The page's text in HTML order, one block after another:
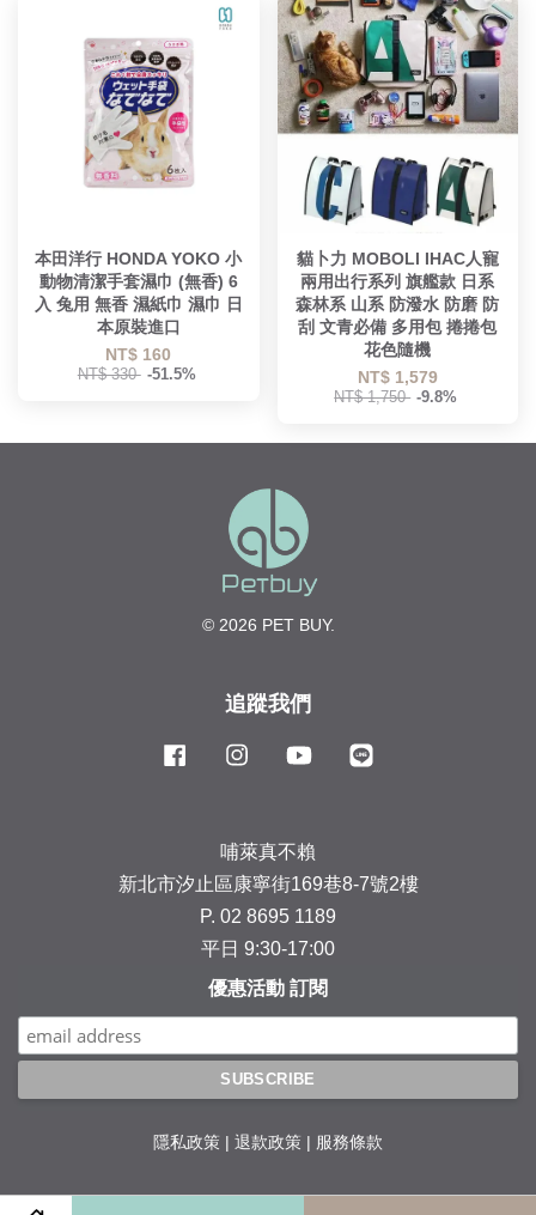
本田洋行 HONDA YOKO 小
動物清潔手套濕巾 (無香) 6
入 兔用 無香 濕紙巾 濕巾 日
本原裝進口
NT$ 160
NT$ 330 -51.5%
貓卜力 MOBOLI IHAC人寵
兩用出行系列 旗艦款 日系
森林系 山系 防潑水 防磨 防
刮 文青必備 多用包 捲捲包
花色隨機
NT$ 1,579
NT$ 1,750 -9.8%
© 2026 PET BUY.
追蹤我們
Facebook Instagram YouTube
哺萊真不賴
新北市汐止區康寧街169巷8-7號2樓
P. 02 8695 1189
平日 9:30-17:00
優惠活動 訂閱
隱私政策 退款政策 服務條款